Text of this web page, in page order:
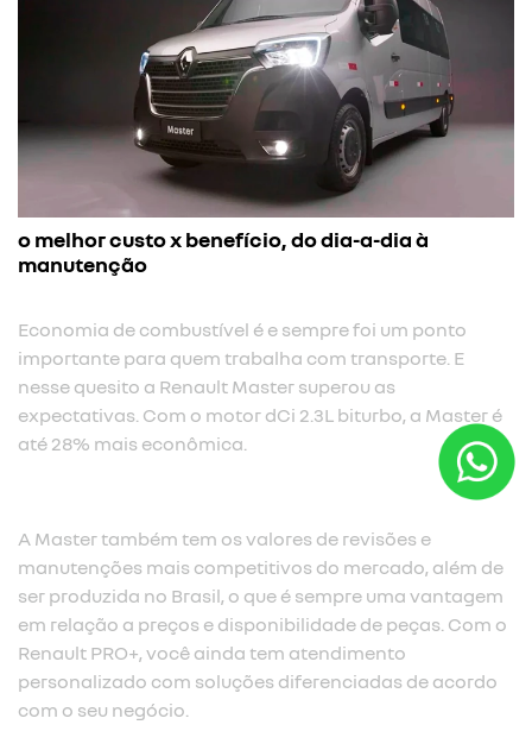
o melhor custo x benefício, do dia-a-dia à
manutenção
Economia de combustível é e sempre foi um ponto
importante para quem trabalha com transporte. E
nesse quesito a Renault Master superou as
expectativas. Com o motor dCi 2.3L biturbo, a Master é
até 28% mais econômica.​
A Master também tem os valores de revisões e
manutenções mais competitivos do mercado, além de
ser produzida no Brasil, o que é sempre uma vantagem
em relação a preços e disponibilidade de peças. Com o
Renault PRO+, você ainda tem atendimento
personalizado com soluções diferenciadas de acordo
com o seu negócio.